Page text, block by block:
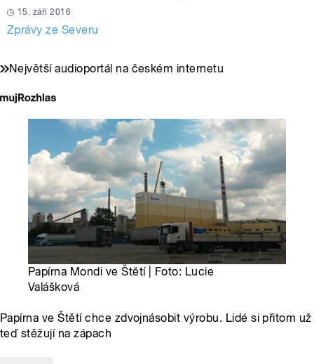
15. září 2016
Zprávy ze Severu
Největší audioportál na českém internetu
Papírna Mondi ve Štětí | Foto: Lucie
Valášková
Papírna ve Štětí chce zdvojnásobit výrobu. Lidé si přitom už
teď stěžují na zápach